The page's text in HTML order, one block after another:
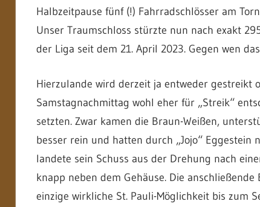
Halbzeitpause fünf (!) Fahrradschlösser am
Unser Traumschloss stürzte nun nach exakt
der Liga seit dem 21. April 2023. Gegen wen
Hierzulande wird derzeit ja entweder gestreikt
Samstagnachmittag wohl eher für „Streik“
setzten. Zwar kamen die Braun-Weißen,
besser rein und hatten durch „Jojo“
landete sein Schuss aus der Drehung nach
knapp neben dem Gehäuse. Die
einzige wirkliche St. Pauli-Möglichkeit bis zum